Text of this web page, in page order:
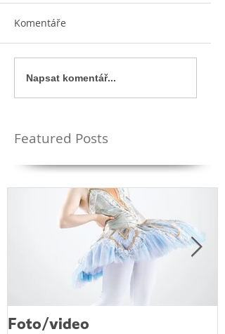
Komentáře
Napsat komentář...
Featured Posts
Foto/video